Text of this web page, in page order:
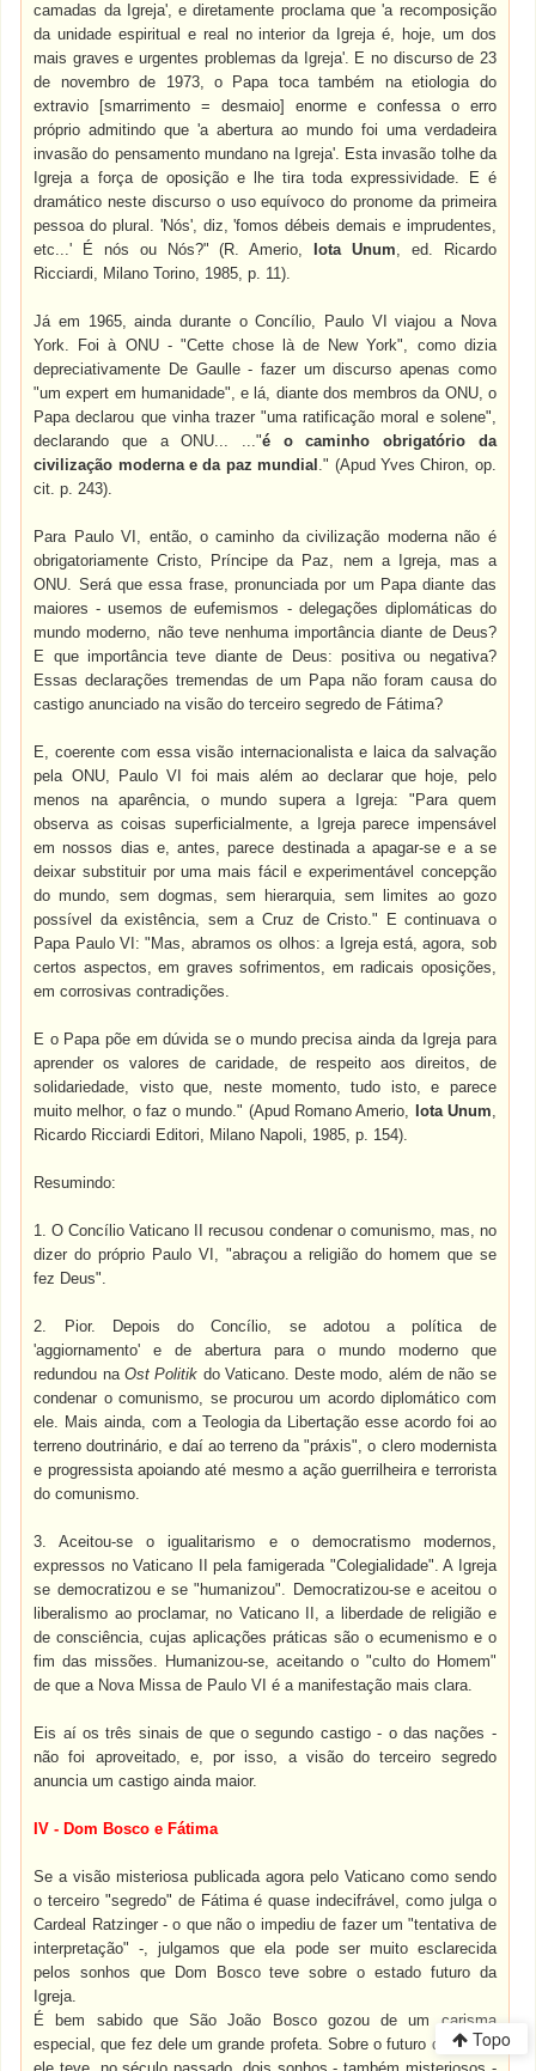
camadas da Igreja', e diretamente proclama que 'a recomposição
da unidade espiritual e real no interior da Igreja é, hoje, um dos
mais graves e urgentes problemas da Igreja'. E no discurso de 23
de novembro de 1973, o Papa toca também na etiologia do
extravio [smarrimento = desmaio] enorme e confessa o erro
próprio admitindo que 'a abertura ao mundo foi uma verdadeira
invasão do pensamento mundano na Igreja'. Esta invasão tolhe da
Igreja a força de oposição e lhe tira toda expressividade. E é
dramático neste discurso o uso equívoco do pronome da primeira
pessoa do plural. 'Nós', diz, 'fomos débeis demais e imprudentes,
etc...' É nós ou Nós?" (R. Amerio,
Iota Unum, ed. Ricardo
Ricciardi, Milano Torino, 1985, p. 11).
Já em 1965, ainda durante o Concílio, Paulo VI viajou a Nova
York. Foi à ONU - "Cette chose là de New York", como dizia
depreciativamente De Gaulle - fazer um discurso apenas como
"um expert em humanidade", e lá, diante dos membros da ONU, o
Papa declarou que vinha trazer "uma ratificação moral e solene",
declarando que a ONU... ..."é o caminho obrigatório da
civilização moderna e da paz mundial ." (Apud Yves Chiron, op.
cit. p. 243).
Para Paulo VI, então, o caminho da civilização moderna não é
obrigatoriamente Cristo, Príncipe da Paz, nem a Igreja, mas a
ONU. Será que essa frase, pronunciada por um Papa diante das
maiores - usemos de eufemismos - delegações diplomáticas do
mundo moderno, não teve nenhuma importância diante de Deus?
E que importância teve diante de Deus: positiva ou negativa?
Essas declarações tremendas de um Papa não foram causa do
castigo anunciado na visão do terceiro segredo de Fátima?
E, coerente com essa visão internacionalista e laica da salvação
pela ONU, Paulo VI foi mais além ao declarar que hoje, pelo
menos na aparência, o mundo supera a Igreja: "Para quem
observa as coisas superficialmente, a Igreja parece impensável
em nossos dias e, antes, parece destinada a apagar-se e a se
deixar substituir por uma mais fácil e experimentável concepção
do mundo, sem dogmas, sem hierarquia, sem limites ao gozo
possível da existência, sem a Cruz de Cristo." E continuava o
Papa Paulo VI: "Mas, abramos os olhos: a Igreja está, agora, sob
certos aspectos, em graves sofrimentos, em radicais oposições,
em corrosivas contradições.
E o Papa põe em dúvida se o mundo precisa ainda da Igreja para
aprender os valores de caridade, de respeito aos direitos, de
solidariedade, visto que, neste momento, tudo isto, e parece
muito melhor, o faz o mundo." (Apud Romano Amerio,
Iota Unum,
Ricardo Ricciardi Editori, Milano Napoli, 1985, p. 154).
Resumindo:
1. O Concílio Vaticano II recusou condenar o comunismo, mas, no
dizer do próprio Paulo VI, "abraçou a religião do homem que se
fez Deus".
2. Pior. Depois do Concílio, se adotou a política de
'aggiornamento' e de abertura para o mundo moderno que
redundou na Ost Politik do Vaticano. Deste modo, além de não se
condenar o comunismo, se procurou um acordo diplomático com
ele. Mais ainda, com a Teologia da Libertação esse acordo foi ao
terreno doutrinário, e daí ao terreno da "práxis", o clero modernista
e progressista apoiando até mesmo a ação guerrilheira e terrorista
do comunismo.
3. Aceitou-se o igualitarismo e o democratismo modernos,
expressos no Vaticano II pela famigerada "Colegialidade". A Igreja
se democratizou e se "humanizou". Democratizou-se e aceitou o
liberalismo ao proclamar, no Vaticano II, a liberdade de religião e
de consciência, cujas aplicações práticas são o ecumenismo e o
fim das missões. Humanizou-se, aceitando o "culto do Homem"
de que a Nova Missa de Paulo VI é a manifestação mais clara.
Eis aí os três sinais de que o segundo castigo - o das nações -
não foi aproveitado, e, por isso, a visão do terceiro segredo
anuncia um castigo ainda maior.
IV - Dom Bosco e Fátima
Se a visão misteriosa publicada agora pelo Vaticano como sendo
o terceiro "segredo" de Fátima é quase indecifrável, como julga o
Cardeal Ratzinger - o que não o impediu de fazer um "tentativa de
interpretação" -, julgamos que ela pode ser muito esclarecida
pelos sonhos que Dom Bosco teve sobre o estado futuro da
Igreja.
É bem sabido que São João Bosco gozou de um carisma
especial, que fez dele um grande profeta. Sobre o futuro da Igreja,
Topo